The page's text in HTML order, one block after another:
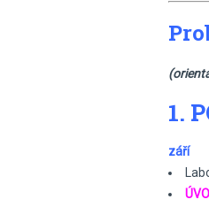
1.
září